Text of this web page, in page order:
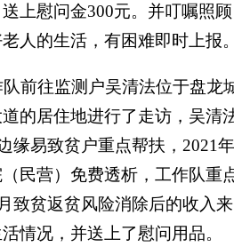
上慰问金300元。并叮嘱照顾
人的生活，有困难即时上报
队前往监测户吴清法位于盘龙
的居住地进行了走访，吴清
缘易致贫户重点帮扶， 2021年
民营）免费透析，工作队重
月致贫返贫风险消除后的收入来
情况，并送上了慰问用品。